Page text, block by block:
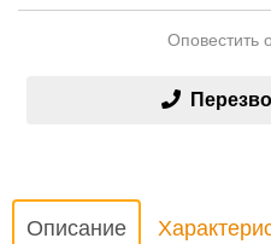
Оповестить
Описание